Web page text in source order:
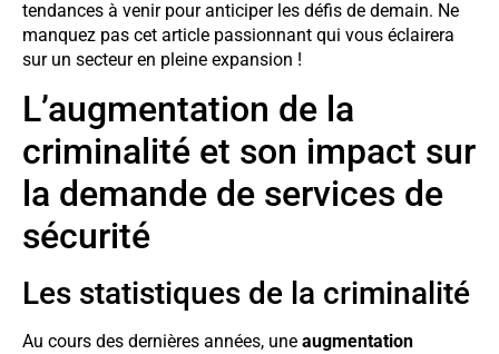
tendances à venir pour anticiper les défis de demain. Ne
manquez pas cet article passionnant qui vous éclairera
sur un secteur en pleine expansion !
L’augmentation de la
criminalité et son impact sur
la demande de services de
sécurité
Les statistiques de la criminalité
Au cours des dernières années, une augmentation